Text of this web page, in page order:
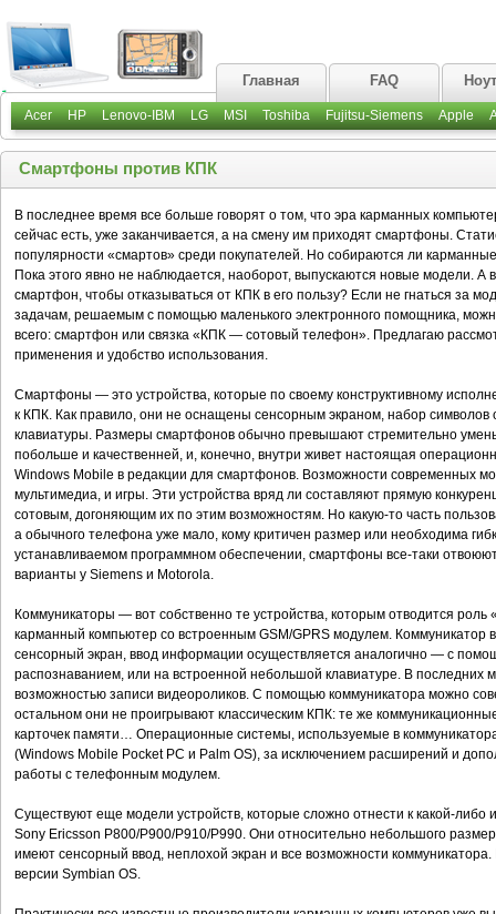
Главная FAQ
Acer HP Lenovo-IBM LG MSI Toshiba Fujitsu-Siemens Apple
Смартфоны против КПК
В последнее время все больше говорят о том, что эра карманных
сейчас есть, уже заканчивается, а на смену им приходят смартфоны.
популярности «смартов» среди покупателей. Но собираются ли
Пока этого явно не наблюдается, наоборот, выпускаются новые модели. А
смартфон, чтобы отказываться от КПК в его пользу? Если не гнаться за
задачам, решаемым с помощью маленького электронного помощника,
всего: смартфон или связка «КПК — сотовый телефон». Предлагаю
применения и удобство использования.
Смартфоны — это устройства, которые по своему конструктивному
к КПК. Как правило, они не оснащены сенсорным экраном, набор
клавиатуры. Размеры смартфонов обычно превышают стремительно
побольше и качественней, и, конечно, внутри живет настоящая
Windows Mobile в редакции для смартфонов. Возможности современных
мультимедиа, и игры. Эти устройства вряд ли составляют прямую
сотовым, догоняющим их по этим возможностям. Но какую-то часть
а обычного телефона уже мало, кому критичен размер или необходима
устанавливаемом программном обеспечении, смартфоны все-таки
варианты у Siemens и Motorola.
Коммуникаторы — вот собственно те устройства, которым отводится
карманный компьютер со встроенным GSM/GPRS модулем.
сенсорный экран, ввод информации осуществляется аналогично — с
распознаванием, или на встроенной небольшой клавиатуре. В последних
возможностью записи видеороликов. С помощью коммуникатора можно
остальном они не проигрывают классическим КПК: те же
карточек памяти… Операционные системы, используемые в
(Windows Mobile Pocket PC и Palm OS), за исключением расширений и
работы с телефонным модулем.
Существуют еще модели устройств, которые сложно отнести к какой-либо
Sony Ericsson P800/P900/P910/P990. Они относительно небольшого
имеют сенсорный ввод, неплохой экран и все возможности
версии Symbian OS.